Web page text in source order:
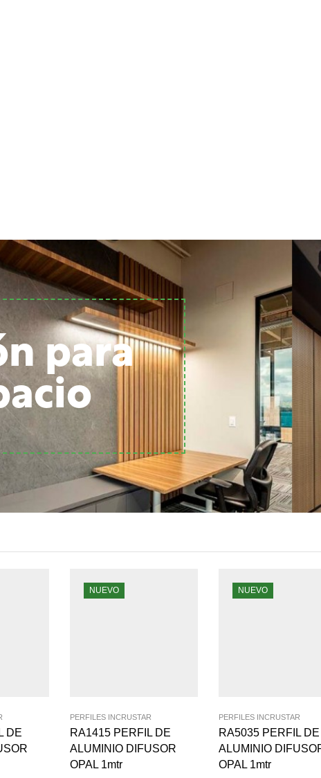
para
DE
NUEVO
PERFILES INCRUSTAR
RA1415 PERFIL DE
ALUMINIO DIFUSOR
OPAL 1mtr
NUEVO
PERFILES INCRUSTAR
RA5035 PERFIL DE
ALUMINIO
OPAL 1mtr